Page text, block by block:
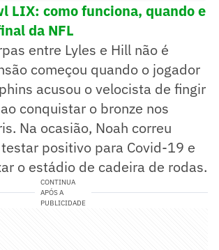
LIX: como funciona, quando e
da NFL
entre Lyles e Hill não é
começou quando o jogador
acusou o velocista de fingir
conquistar o bronze nos
Na ocasião, Noah correu
positivo para Covid-19 e
o estádio de cadeira de rodas.
CONTINUA
APÓS A
PUBLICIDADE